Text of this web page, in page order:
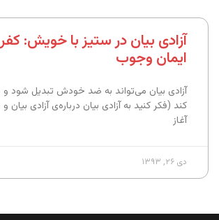
آزادی بیان در ستیز با خویش: کفر
ایمان وجوب
آزادی بیان می‌تواند به ضد خودش تبدیل شود
کند (فکر کنید به آزادی بیان درباره‌ی آزادی
آغاز
دی ۲۶, ۱۳۹۳